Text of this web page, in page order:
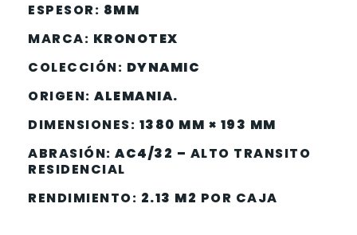
ESPESOR: 8MM
MARCA: KRONOTEX
COLECCIÓN: DYNAMIC
ORIGEN: ALEMANIA.
DIMENSIONES: 1380 MM × 193 MM
ABRASIÓN: AC4/32 – ALTO TRANSITO
RESIDENCIAL
RENDIMIENTO: 2.13 M2 POR CAJA